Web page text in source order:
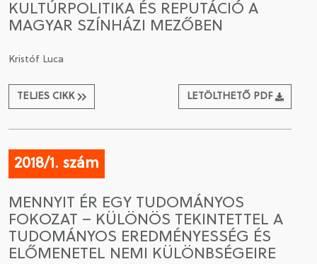
KULTÚRPOLITIKA ÉS REPUTÁCIÓ A
MAGYAR SZÍNHÁZI MEZŐBEN
Kristóf Luca
TELJES CIKK LETÖLTHETŐ PDF
2018/1. szám
MENNYIT ÉR EGY TUDOMÁNYOS
FOKOZAT – KÜLÖNÖS TEKINTETTEL A
TUDOMÁNYOS EREDMÉNYESSÉG ÉS
ELŐMENETEL NEMI KÜLÖNBSÉGEIRE